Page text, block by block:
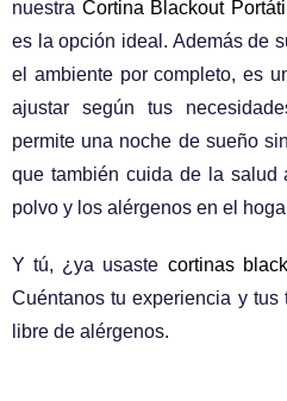
nuestra Cortina Blackout Portátil
es la opción ideal. Además de
el ambiente por completo, es
ajustar según tus
permite una noche de sueño
que también cuida de la salud
polvo y los alérgenos en el
Y tú, ¿ya usaste cortinas
Cuéntanos tu experiencia y
libre de alérgenos.